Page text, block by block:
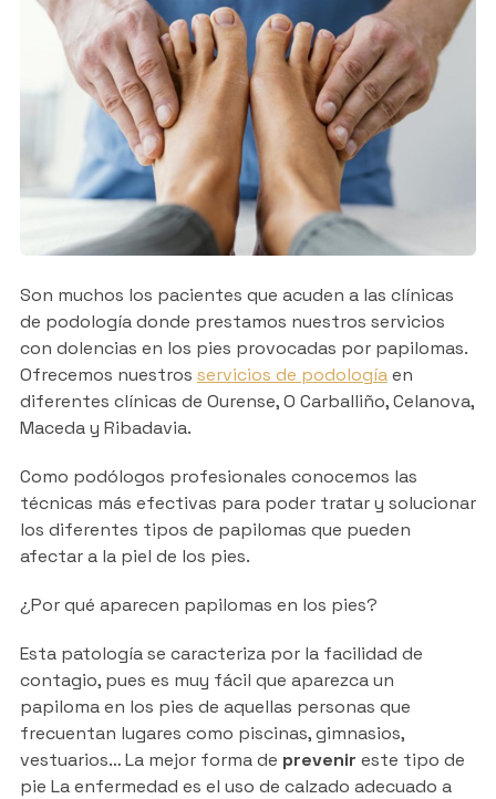
Son muchos los pacientes que acuden a las clínicas
de podología donde prestamos nuestros servicios
con dolencias en los pies provocadas por papilomas.
Ofrecemos nuestros servicios de podologíaen
diferentes clínicas de Ourense, O Carballiño, Celanova,
Maceda y Ribadavia.
Como podólogos profesionales conocemos las
técnicas más efectivas para poder tratar y solucionar
los diferentes tipos de papilomas que pueden
afectar a la piel de los pies.
¿Por qué aparecen papilomas en los pies?
Esta patología se caracteriza por la facilidad de
contagio, pues es muy fácil que aparezca un
papiloma en los pies de aquellas personas que
frecuentan lugares como piscinas, gimnasios,
vestuarios… La mejor forma de prevenir este tipo de
pie La enfermedad es el uso de calzado adecuado a